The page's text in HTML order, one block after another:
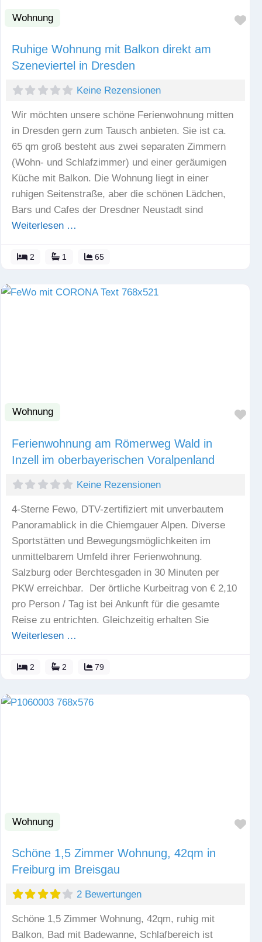
Wohnung
Ruhige Wohnung mit Balkon direkt am
Szeneviertel in Dresden
Keine Rezensionen
Wir möchten unsere schöne Ferienwohnung mitten
in Dresden gern zum Tausch anbieten. Sie ist ca.
65 qm groß besteht aus zwei separaten Zimmern
(Wohn- und Schlafzimmer) und einer geräumigen
Küche mit Balkon. Die Wohnung liegt in einer
ruhigen Seitenstraße, aber die schönen Lädchen,
Bars und Cafes der Dresdner Neustadt sind
Weiterlesen …
2 1 65
Wohnung
Ferienwohnung am Römerweg Wald in
Inzell im oberbayerischen Voralpenland
Keine Rezensionen
4-Sterne Fewo, DTV-zertifiziert mit unverbautem
Panoramablick in die Chiemgauer Alpen. Diverse
Sportstätten und Bewegungsmöglichkeiten im
unmittelbarem Umfeld ihrer Ferienwohnung.
Salzburg oder Berchtesgaden in 30 Minuten per
PKW erreichbar. Der örtliche Kurbeitrag von € 2,10
pro Person / Tag ist bei Ankunft für die gesamte
Reise zu entrichten. Gleichzeitig erhalten Sie
Weiterlesen …
2 2 79
Wohnung
Schöne 1,5 Zimmer Wohnung, 42qm in
Freiburg im Breisgau
2 Bewertungen
Schöne 1,5 Zimmer Wohnung, 42qm, ruhig mit
Balkon, Bad mit Badewanne, Schlafbereich ist